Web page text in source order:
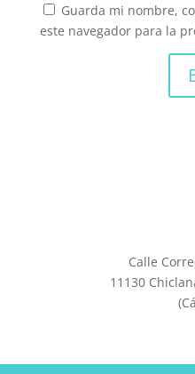
Guarda mi nombre,
este navegador para la
Calle
11130